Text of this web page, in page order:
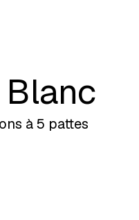
Blanc
ate et c ulturel